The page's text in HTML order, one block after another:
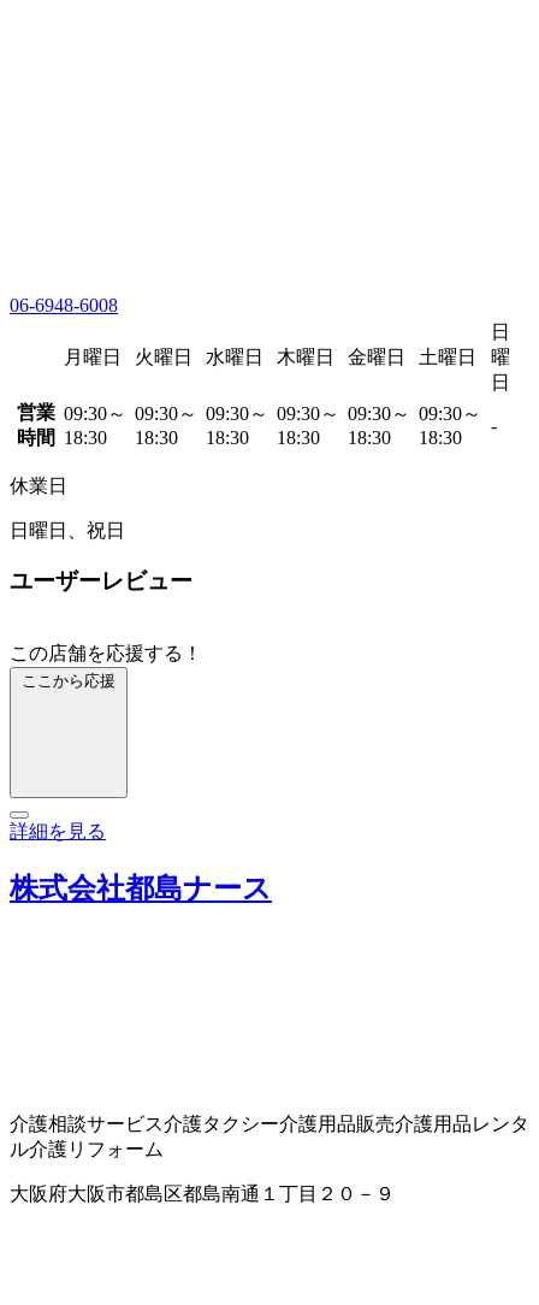
06-6948-6008
月曜日 火曜日 水曜日 木曜日 金曜日 土曜日
日
曜
日
営業
時間
09:30～
18:30
09:30～
18:30
09:30～
18:30
09:30～
18:30
09:30～
18:30
09:30～
18:30
-
休業日
日曜日、祝日
ユーザーレビュー
この店舗を応援する！
ここから応援
詳細を見る
株式会社都島ナース
介護相談サービス介護タクシー介護用品販売介護用品レンタ
ル介護リフォーム
大阪府大阪市都島区都島南通１丁目２０－９